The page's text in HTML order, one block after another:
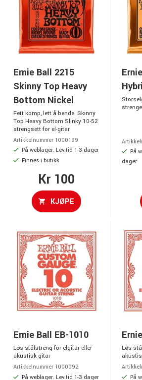
Ernie Ball 2215
Skinny Top Heavy
Bottom Nickel
Fett komp, lett å bende. Skinny
Top Heavy Bottom Slinky 10-52
strengsett for el-gitar
Artikkelnummer 1000199
På weblager. Lev.tid 1-3 dager
Finnes i butikk
Kr 100
KJØPE
På
dager
Ernie Ball EB-1010
Løs stålstreng for elgitar eller
akustisk gitar
Artikkelnummer 1000092
På weblager. Lev.tid 1-3 dager
Løs
På